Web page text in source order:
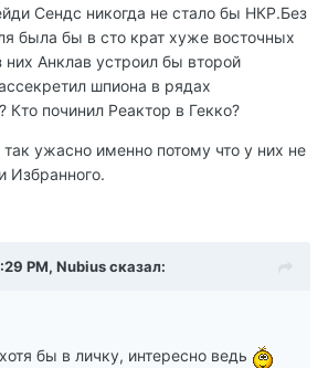
Сендс никогда не стало бы НКР.Без
была бы в сто крат хуже восточных
них Анклав устроил бы второй
шпиона в рядах
Кто починил Реактор в Гекко?
ужасно именно потому что у них не
Избранного.
PM, Nubius сказал:
бы в личку, интересно ведь